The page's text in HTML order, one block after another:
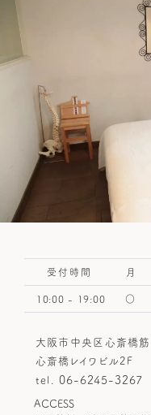
受付時間 月
10:00 - 19:00 ○
大阪市中央区心斎橋
心斎橋レイワビル2F
tel.06-6245-3267
ACCESS